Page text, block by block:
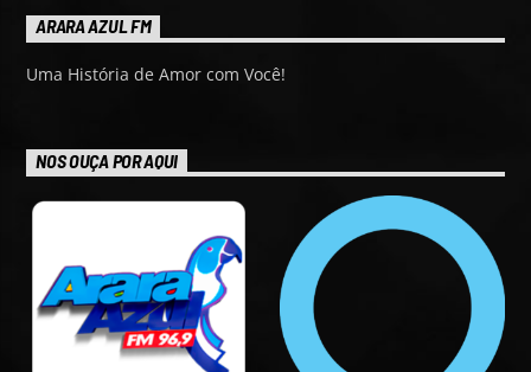
ARARA AZUL FM
Uma História de Amor com Você!
NOS OUÇA POR AQUI